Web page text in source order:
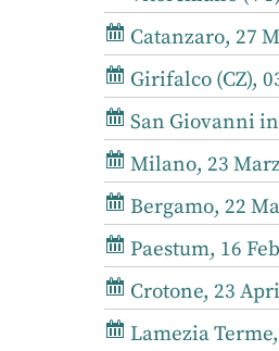
Catanzaro, 27
Girifalco (CZ),
San Giovanni
Milano, 23
Bergamo, 22
Paestum, 16
Crotone, 23
Lamezia